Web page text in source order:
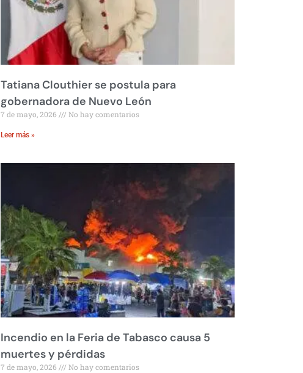
Tatiana Clouthier se postula para
gobernadora de Nuevo León
7 de mayo, 2026 No hay comentarios
Leer más »
Incendio en la Feria de Tabasco causa 5
muertes y pérdidas
7 de mayo, 2026 No hay comentarios